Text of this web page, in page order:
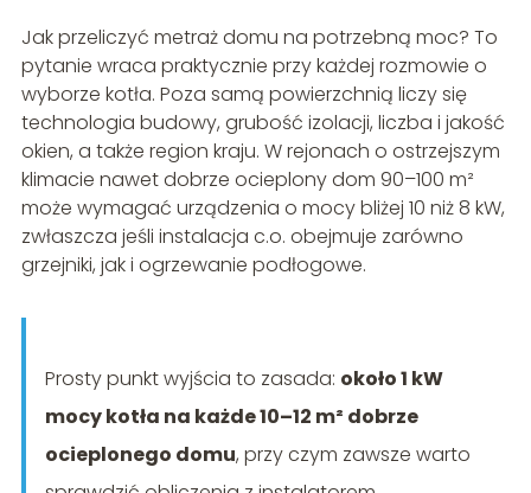
Jak przeliczyć metraż domu na potrzebną moc? To
pytanie wraca praktycznie przy każdej rozmowie o
wyborze kotła. Poza samą powierzchnią liczy się
technologia budowy, grubość izolacji, liczba i jakość
okien, a także region kraju. W rejonach o ostrzejszym
klimacie nawet dobrze ocieplony dom 90–100 m²
może wymagać urządzenia o mocy bliżej 10 niż 8 kW,
zwłaszcza jeśli instalacja c.o. obejmuje zarówno
grzejniki, jak i ogrzewanie podłogowe.
Prosty punkt wyjścia to zasada: około 1 kW
mocy kotła na każde 10–12 m² dobrze
ocieplonego domu, przy czym zawsze warto